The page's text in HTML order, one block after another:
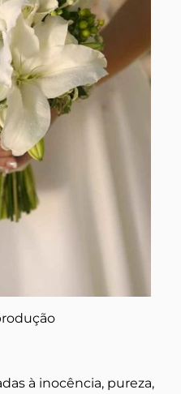
à inocência, pureza,